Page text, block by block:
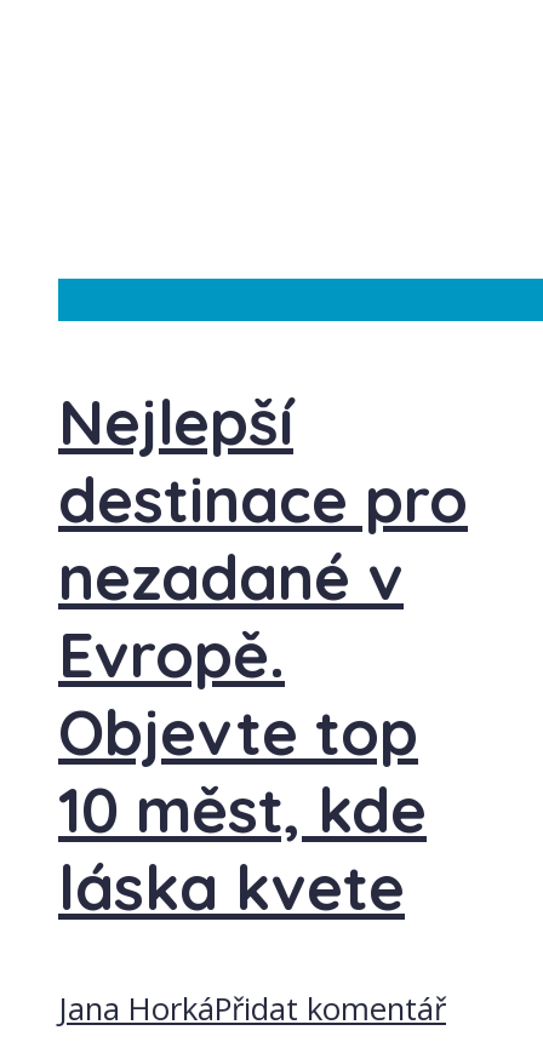
Nejlepší
destinace pro
nezadané v
Evropě.
Objevte top
10 měst, kde
láska kvete
Jana HorkáPřidat komentář